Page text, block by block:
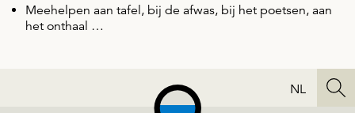
Meehelpen aan tafel, bij de afwas, bij het poetsen, aan
het onthaal …
NL